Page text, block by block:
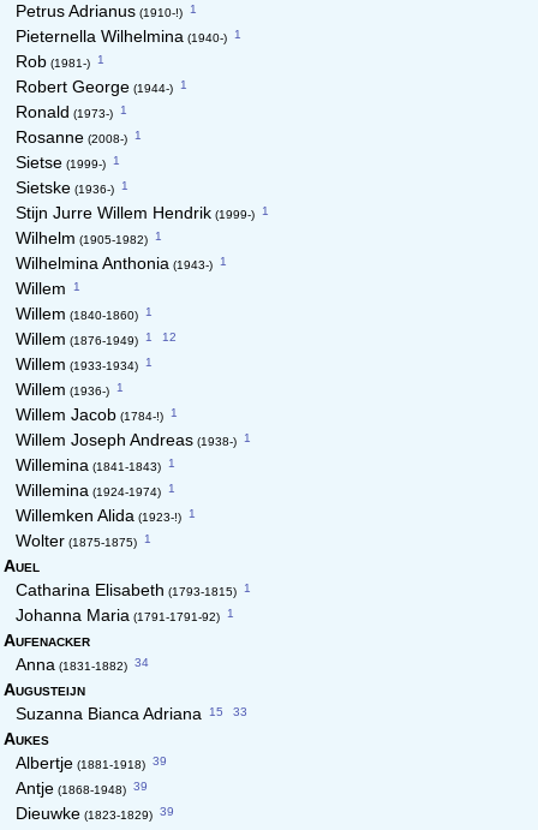
Petrus Adrianus (1910-!) 1
Pieternella Wilhelmina (1940-) 1
Rob (1981-) 1
Robert George (1944-) 1
Ronald (1973-) 1
Rosanne (2008-) 1
Sietse (1999-) 1
Sietske (1936-) 1
Stijn Jurre Willem Hendrik (1999-) 1
Wilhelm (1905-1982) 1
Wilhelmina Anthonia (1943-) 1
Willem 1
Willem (1840-1860) 1
Willem (1876-1949) 1 12
Willem (1933-1934) 1
Willem (1936-) 1
Willem Jacob (1784-!) 1
Willem Joseph Andreas (1938-) 1
Willemina (1841-1843) 1
Willemina (1924-1974) 1
Willemken Alida (1923-!) 1
Wolter (1875-1875) 1
Auel
Catharina Elisabeth (1793-1815) 1
Johanna Maria (1791-1791-92) 1
Aufenacker
Anna (1831-1882) 34
Augusteijn
Suzanna Bianca Adriana
15 33
Aukes
Albertje (1881-1918) 39
Antje (1868-1948) 39
Dieuwke (1823-1829) 39